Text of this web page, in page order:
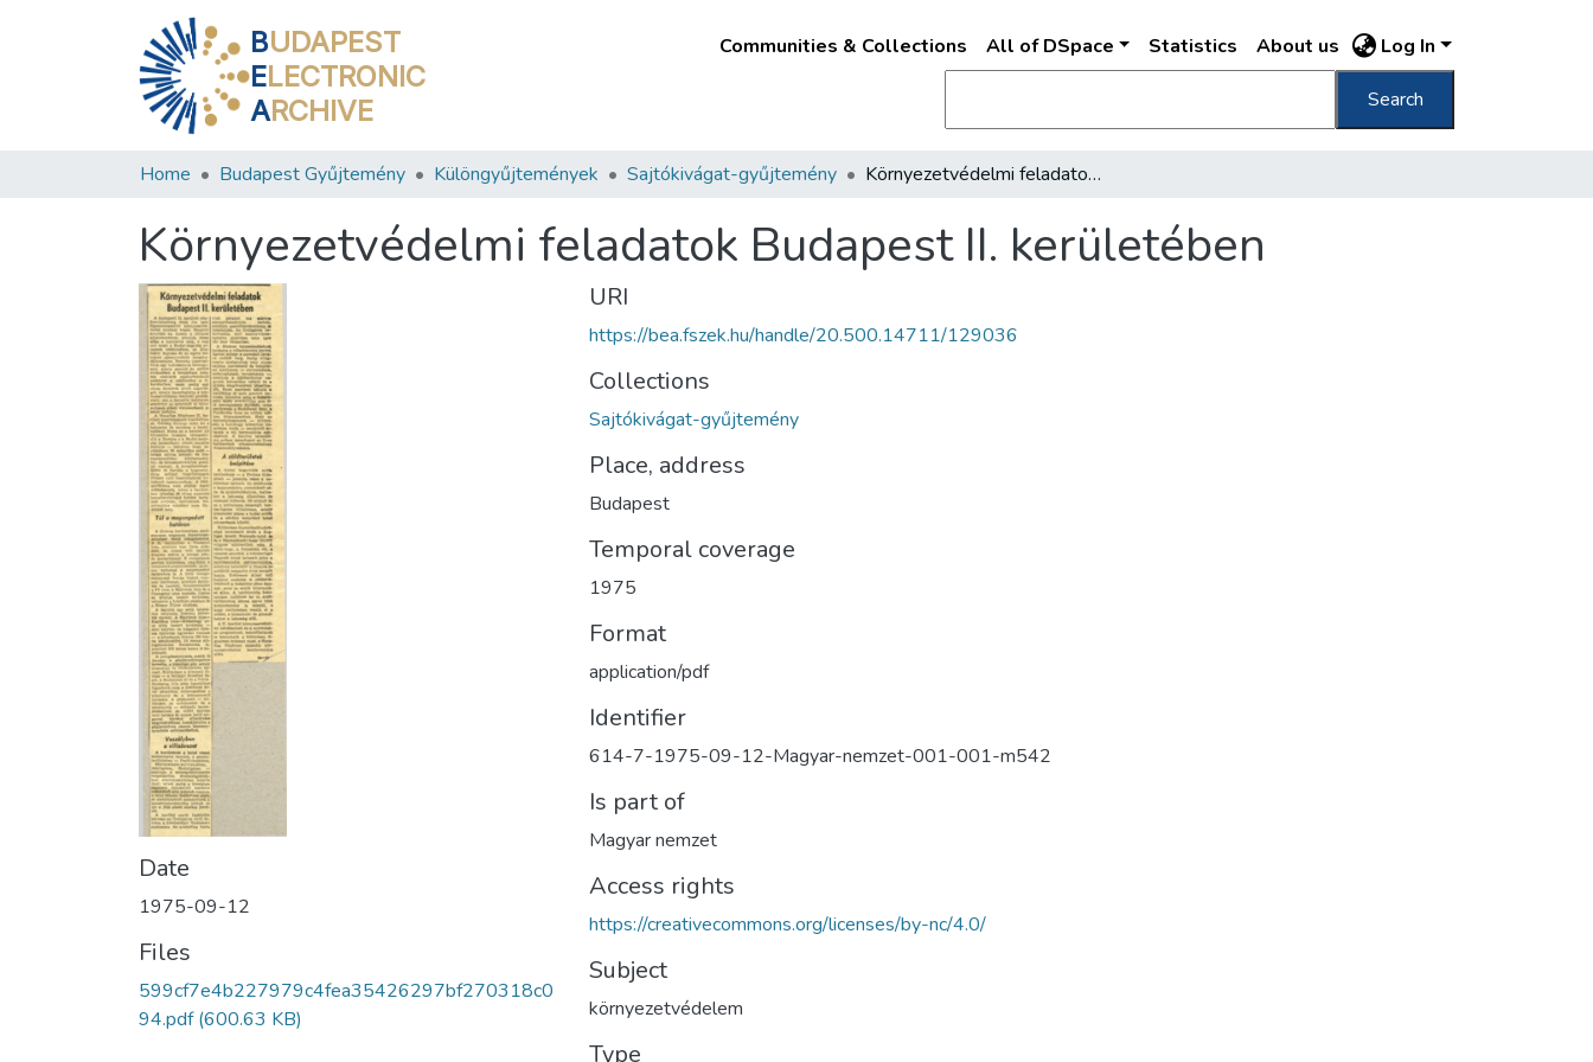
BUDAPEST
ELECTRONIC
ARCHIVE
Communities & Collections All of DSpace Statistics About us Log In
Search
Home Budapest Gyűjtemény Különgyűjtemények Sajtókivágat-gyűjtemény Környezetvédelmi feladatok Budapest II. kerületében
Környezetvédelmi feladatok Budapest II. kerületében
Date
1975-09-12
Files
599cf7e4b227979c4fea35426297bf270318c0
94.pdf(600.63 KB)
URI
https://bea.fszek.hu/handle/20.500.14711/129036
Collections
Sajtókivágat-gyűjtemény
Place, address
Budapest
Temporal coverage
1975
Format
application/pdf
Identifier
614-7-1975-09-12-Magyar-nemzet-001-001-m542
Is part of
Magyar nemzet
Access rights
https://creativecommons.org/licenses/by-nc/4.0/
Subject
környezetvédelem
Type